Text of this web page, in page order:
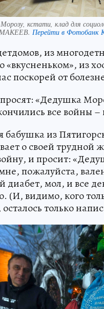
кстати, клад для
Перейти в Фотобанк
из
«вкусненьком», из
поскорей от
«Дедушка
все войны
бабушка из
о своей трудной
и просит:
пожалуйста,
диабет, мол, и все
(И, видимо, кого
только